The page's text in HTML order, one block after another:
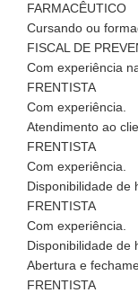
FARMACÊUTICO
Cursando ou
FISCAL DE
Com experiência
FRENTISTA
Com experiência.
Atendimento ao
FRENTISTA
Com experiência.
Disponibilidade de
FRENTISTA
Com experiência.
Disponibilidade de
Abertura e
FRENTISTA